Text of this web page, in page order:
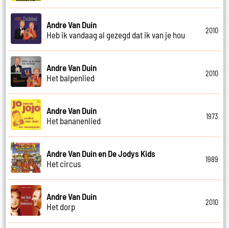
Andre Van Duin
Heb ik vandaag al gezegd dat ik van je hou
2010
Andre Van Duin
Het balpenlied
2010
Andre Van Duin
Het bananenlied
1973
Andre Van Duin en De Jodys Kids
Het circus
1989
Andre Van Duin
Het dorp
2010